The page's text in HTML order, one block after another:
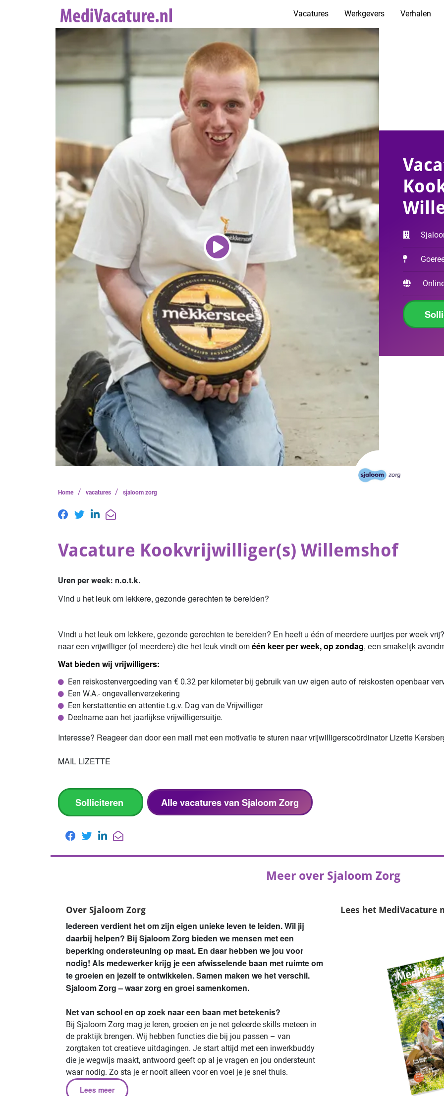
Vacatures Werkgevers Verhalen
Home / vacatures / sjaloom zorg
Vacature Kookvrijwilliger(s) Willemshof
Uren per week: n.o.t.k.
Vind u het leuk om lekkere, gezonde gerechten te bereiden?
Vindt u het leuk om lekkere, gezonde gerechten te bereiden? En heeft u één of meerdere uurtjes per week
naar een vrijwilliger (of meerdere) die het leuk vindt oméén keer per week, op zondag, een smakelijk
Wat bieden wij vrijwilligers:
Een reiskostenvergoeding van € 0.32 per kilometer bij gebruik van uw eigen auto of reiskosten openbaar
Een W.A.- ongevallenverzekering
Een kerstattentie en attentie t.g.v. Dag van de Vrijwilliger
Deelname aan het jaarlijkse vrijwilligersuitje.
Interesse? Reageer dan door een mail met een motivatie te sturen naar vrijwilligerscoördinator Lizette
MAIL LIZETTE
Solliciteren Alle vacatures van Sjaloom Zorg
Meer over Sjaloom Zorg
Over Sjaloom Zorg
Iedereen verdient het om zijn eigen unieke leven te leiden. Wil jij
daarbij helpen? Bij Sjaloom Zorg bieden we mensen met een
beperking ondersteuning op maat. En daar hebben we jou voor
nodig! Als medewerker krijg je een afwisselende baan met ruimte om
te groeien en jezelf te ontwikkelen. Samen maken we het verschil.
Sjaloom Zorg – waar zorg en groei samenkomen.
Net van school en op zoek naar een baan met betekenis?
Bij Sjaloom Zorg mag je leren, groeien en je net geleerde skills meteen in
de praktijk brengen. Wij hebben functies die bij jou passen – van
zorgtaken tot creatieve uitdagingen. Je start altijd met een inwerkbuddy
die je wegwijs maakt, antwoord geeft op al je vragen en jou ondersteunt
waar nodig. Zo sta je er nooit alleen voor en voel je je snel thuis.
Lees meer
Lees het MediVacature